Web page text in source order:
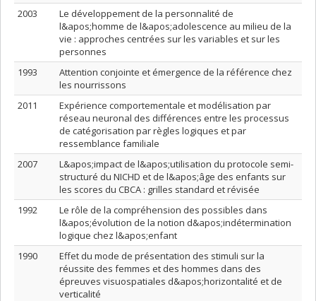
2003
Le développement de la personnalité de
l&apos;homme de l&apos;adolescence au milieu de la
vie : approches centrées sur les variables et sur les
personnes
1993
Attention conjointe et émergence de la référence chez
les nourrissons
2011
Expérience comportementale et modélisation par
réseau neuronal des différences entre les processus
de catégorisation par règles logiques et par
ressemblance familiale
2007
L&apos;impact de l&apos;utilisation du protocole semi-
structuré du NICHD et de l&apos;âge des enfants sur
les scores du CBCA : grilles standard et révisée
1992
Le rôle de la compréhension des possibles dans
l&apos;évolution de la notion d&apos;indétermination
logique chez l&apos;enfant
1990
Effet du mode de présentation des stimuli sur la
réussite des femmes et des hommes dans des
épreuves visuospatiales d&apos;horizontalité et de
verticalité